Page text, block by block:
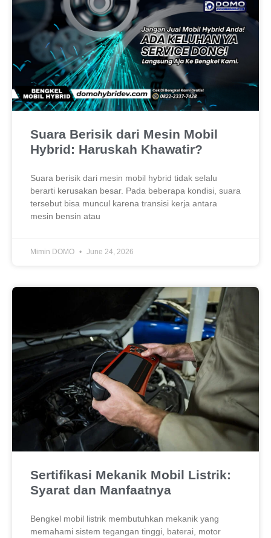
Suara Berisik dari Mesin Mobil
Hybrid: Haruskah Khawatir?
Suara berisik dari mesin mobil hybrid tidak selalu
berarti kerusakan besar. Pada beberapa kondisi, suara
tersebut bisa muncul karena transisi kerja antara
mesin bensin atau
Mimin DOMO June 24, 2026
Sertifikasi Mekanik Mobil Listrik:
Syarat dan Manfaatnya
Bengkel mobil listrik membutuhkan mekanik yang
memahami sistem tegangan tinggi, baterai, motor